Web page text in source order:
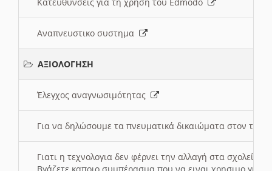
Αναπνευστικο συστημα
ΑΞΙΟΛΟΓΗΣΗ
Έλεγχος αναγνωσιμότητας
Για να δηλώσουμε τα πνευματικά δικαιώματα στον
Γιατι η τεχνολογια δεν φέρνει την αλλαγή στα σχολεία;